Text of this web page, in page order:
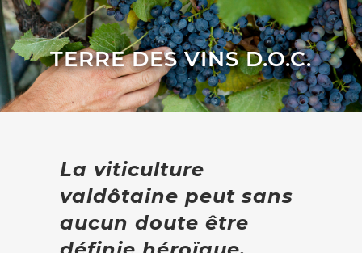
TERRE DES VINS D.O.C.
La viticulture
valdôtaine peut sans
aucun doute être